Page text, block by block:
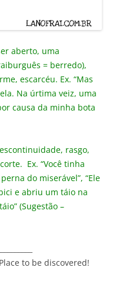
aberto, uma
= berredo),
escarcéu. Ex. “Mas
Na úrtima veiz, uma
causa da minha bota
rasgo,
Ex. “Você tinha
do miserável”, “Ele
e abriu um táio na
(Sugestão –
to be discovered!